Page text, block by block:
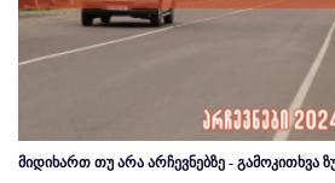
მიდიხართ თუ არა არჩევნებზე - გამოკითხვა